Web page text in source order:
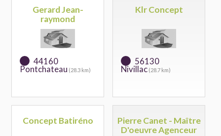
Gerard Jean-
raymond
44160
Pontchateau (28.3 km)
Klr Concept
56130
Nivillac (28.7 km)
Concept Batiréno
Pierre Canet - Maître
D'oeuvre Agenceur